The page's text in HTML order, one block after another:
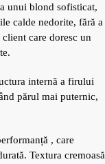
unui blond sofisticat,
calde nedorite, fără a
care doresc un
internă a firului
părul mai puternic,
, care
Textura cremoasă